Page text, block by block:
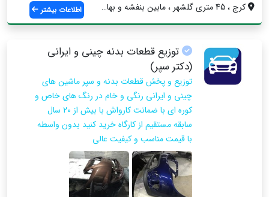
کرج ، 45 متری گلشهر ، مابین بنفشه و بهار... اطلاعات بیشتر
توزیع قطعات بدنه چینی و ایرانی
(دکتر سپر)
توزیع و پخش قطعات بدنه و سپر ماشین های
چینی و ایرانی رنگی و خام در رنگ های خاص و
کوره ای با ضمانت کارواش با بیش از ۲۰ سال
سابقه مستقیم از کارگاه خرید کنید بدون واسطه
با قیمت مناسب و کیفیت عالی